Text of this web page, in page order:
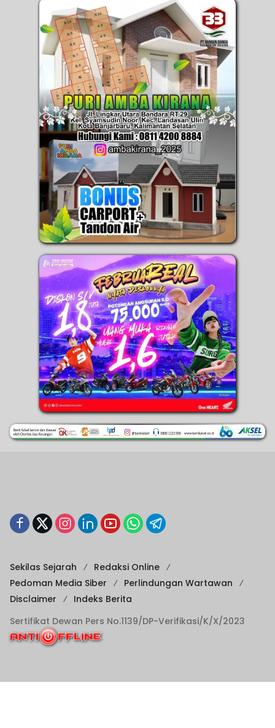
Sekilas Sejarah
Redaksi Online
Pedoman Media Siber
Perlindungan Wartawan
Disclaimer
Indeks Berita
Sertifikat Dewan Pers No.1139/DP-Verifikasi/K/X/2023